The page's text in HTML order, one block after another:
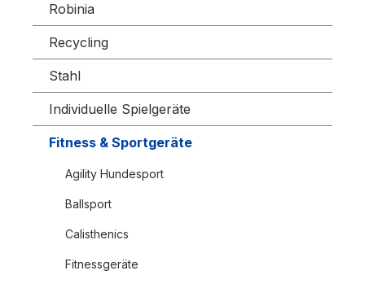
Robinia
Recycling
Stahl
Individuelle Spielgeräte
Fitness & Sportgeräte
Agility Hundesport
Ballsport
Calisthenics
Fitnessgeräte